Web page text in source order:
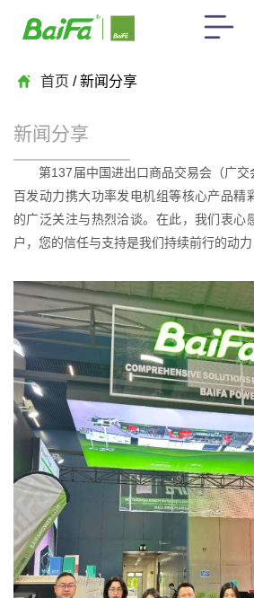
首页 / 新闻分享
新闻分享
第137届中国进出口商品交易会（广交
百发动力携大功率发电机组等核心产品精
的广泛关注与热烈洽谈。在此，我们衷心
户，您的信任与支持是我们持续前行的动力